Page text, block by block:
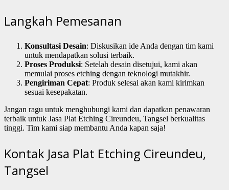
Langkah Pemesanan
Konsultasi Desain: Diskusikan ide Anda dengan tim kami
untuk mendapatkan solusi terbaik.
Proses Produksi: Setelah desain disetujui, kami akan
memulai proses etching dengan teknologi mutakhir.
Pengiriman Cepat: Produk selesai akan kami kirimkan
sesuai kesepakatan.
Jangan ragu untuk menghubungi kami dan dapatkan penawaran
terbaik untuk Jasa Plat Etching Cireundeu, Tangsel berkualitas
tinggi. Tim kami siap membantu Anda kapan saja!
Kontak Jasa Plat Etching Cireundeu,
Tangsel